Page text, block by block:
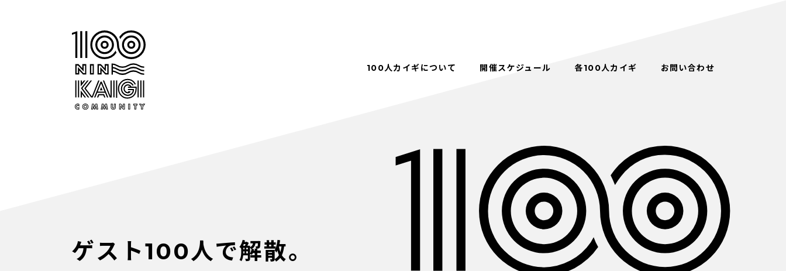
100人カイギについて 開催スケジュール 各100人カイギ お問い合わせ
ゲスト100人で解散。